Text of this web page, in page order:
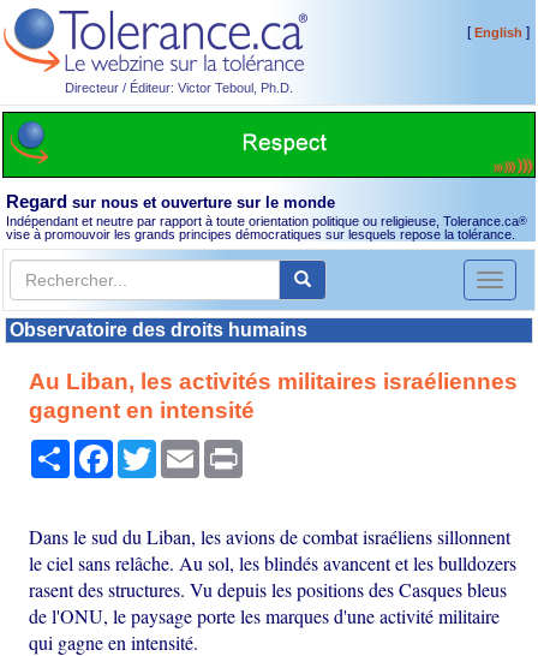
Directeur / Éditeur: Victor Teboul, Ph.D.
[English ]
Regard sur nous et ouverture sur le monde
Indépendant et neutre par rapport à toute orientation politique ou religieuse, Tolerance.ca®
vise à promouvoir les grands principes démocratiques sur lesquels repose la tolérance.
Toggle
Observatoire des droits humains
Au Liban, les activités militaires israéliennes
gagnent en intensité
PartagerFacebook
TwitterEmail
Dans le sud du Liban, les avions de combat israéliens sillonnent
le ciel sans relâche. Au sol, les blindés avancent et les bulldozers
rasent des structures. Vu depuis les positions des Casques bleus
de l'ONU, le paysage porte les marques d'une activité militaire
qui gagne en intensité.